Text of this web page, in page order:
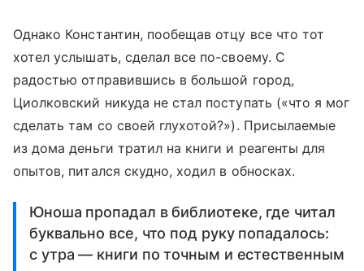
Однако Константин, пообещав отцу все что тот
хотел услышать, сделал все по-своему. С
радостью отправившись в большой город,
Циолковский никуда не стал поступать («что я мог
сделать там со своей глухотой?»). Присылаемые
из дома деньги тратил на книги и реагенты для
опытов, питался скудно, ходил в обносках.
Юноша пропадал в библиотеке, где читал
буквально все, что под руку попадалось:
с утра — книги по точным и естественным